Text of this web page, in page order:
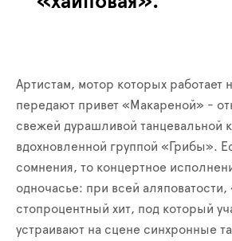
Артистам, мотор которых работает
передают привет «Макареной» -
свежей дурашливой танцевальной
вдохновленной группой «Грибы».
сомнения, то концертное
одночасье: при всей
стопроцентный хит, под который
устраивают на сцене синхронные